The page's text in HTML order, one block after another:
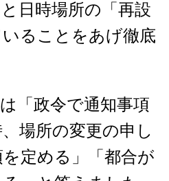
日時場所の「再設
ることをあげ徹底
「政令で通知事項
場所の変更の申し
定める」「都合が